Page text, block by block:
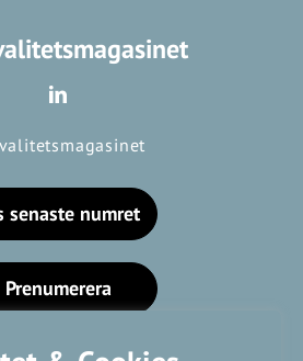
senaste numret
Prenumerera